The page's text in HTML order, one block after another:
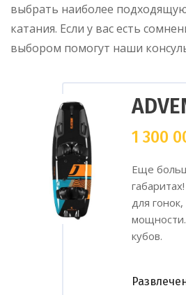
выбрать наиболее
катания. Если у вас есть
выбором помогут наши
1 300
Еще
для
кубов.